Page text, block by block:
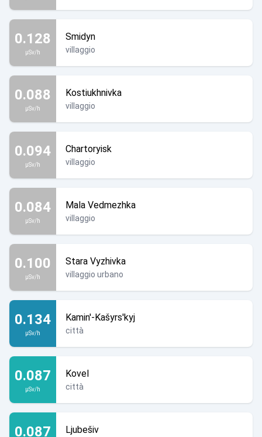
0.128
µSv/h
Smidyn
villaggio
0.088
µSv/h
Kostiukhnivka
villaggio
0.094
µSv/h
Chartoryisk
villaggio
0.084
µSv/h
Mala Vedmezhka
villaggio
0.100
µSv/h
Stara Vyzhivka
villaggio urbano
0.134
µSv/h
Kamin'-Kašyrs'kyj
città
0.087
µSv/h
Kovel
città
0.087 Ljubešiv